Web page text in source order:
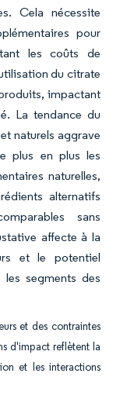
Cela nécessite
pour
les coûts de
du citrate
impactant
La tendance du
naturels aggrave
plus en plus les
naturelles,
alternatifs
sans
affecte à la
et le potentiel
segments des
et des contraintes
d'impact reflètent la
et les interactions